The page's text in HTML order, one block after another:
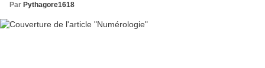
Par Pythagore1618